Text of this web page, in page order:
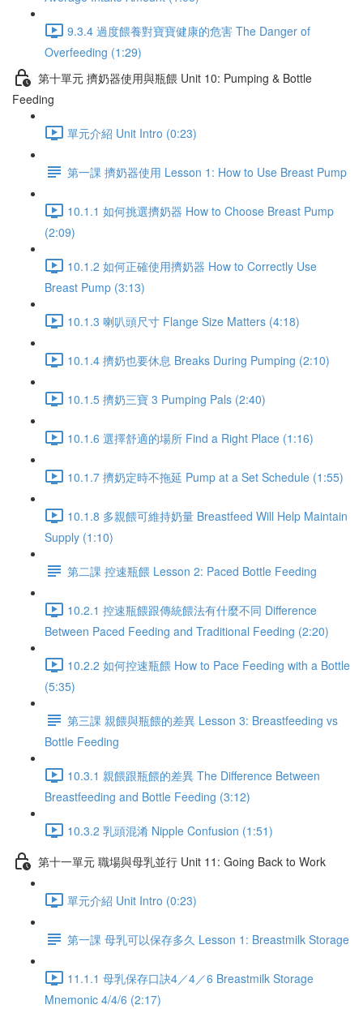
9.3.4 過度餵養對寶寶健康的危害 The Danger of
Overfeeding (1:29)
第十單元 擠奶器使用與瓶餵 Unit 10: Pumping & Bottle
Feeding
單元介紹 Unit Intro (0:23)
第一課 擠奶器使用 Lesson 1: How to Use Breast Pump
10.1.1 如何挑選擠奶器 How to Choose Breast Pump
(2:09)
10.1.2 如何正確使用擠奶器 How to Correctly Use
Breast Pump (3:13)
10.1.3 喇叭頭尺寸 Flange Size Matters (4:18)
10.1.4 擠奶也要休息 Breaks During Pumping (2:10)
10.1.5 擠奶三寶 3 Pumping Pals (2:40)
10.1.6 選擇舒適的場所 Find a Right Place (1:16)
10.1.7 擠奶定時不拖延 Pump at a Set Schedule (1:55)
10.1.8 多親餵可維持奶量 Breastfeed Will Help Maintain
Supply (1:10)
第二課 控速瓶餵 Lesson 2: Paced Bottle Feeding
10.2.1 控速瓶餵跟傳統餵法有什麼不同 Difference
Between Paced Feeding and Traditional Feeding (2:20)
10.2.2 如何控速瓶餵 How to Pace Feeding with a Bottle
(5:35)
第三課 親餵與瓶餵的差異 Lesson 3: Breastfeeding vs
Bottle Feeding
10.3.1 親餵跟瓶餵的差異 The Difference Between
Breastfeeding and Bottle Feeding (3:12)
10.3.2 乳頭混淆 Nipple Confusion (1:51)
第十一單元 職場與母乳並行 Unit 11: Going Back to Work
單元介紹 Unit Intro (0:23)
第一課 母乳可以保存多久 Lesson 1: Breastmilk Storage
11.1.1 母乳保存口訣4／4／6 Breastmilk Storage
Mnemonic 4/4/6 (2:17)